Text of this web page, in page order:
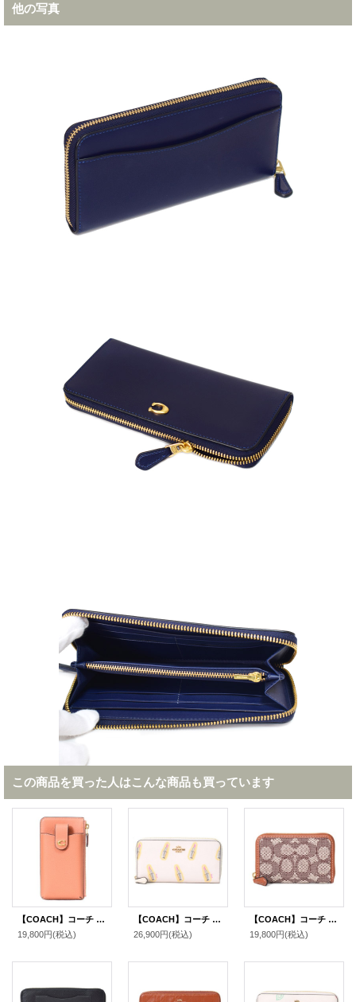
他の写真
この商品を買った人はこんな商品も買っています
【COACH】コーチ レザー エッセンシャル フォン iPhone スマホ ポーチ ロゴ ウォレット 長財布 フェイディドオレンジ〔日本未発売〕
19,800円(税込)
【COACH】コーチ コーティングキャンバス スムースレザー リップスティック 口紅 プリント アコーディオン ジップ ウォレット 長財布 チャークマルチ（日本未発売）
26,900円(税込)
【COACH】コーチ カードケース ジャガード レザー シグネチャー エッセンシャル スモール ジップ アラウンド スクエア スリム コインケース ブラウンマルチ（日本未発売）
19,800円(税込)